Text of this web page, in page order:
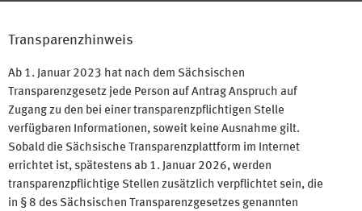
Transparenzhinweis
Ab 1. Januar 2023 hat nach dem Sächsischen
Transparenzgesetz jede Person auf Antrag Anspruch auf
Zugang zu den bei einer transparenzpflichtigen Stelle
verfügbaren Informationen, soweit keine Ausnahme gilt.
Sobald die Sächsische Transparenzplattform im Internet
errichtet ist, spätestens ab 1. Januar 2026, werden
transparenzpflichtige Stellen zusätzlich verpflichtet sein, die
in § 8 des Sächsischen Transparenzgesetzes genannten